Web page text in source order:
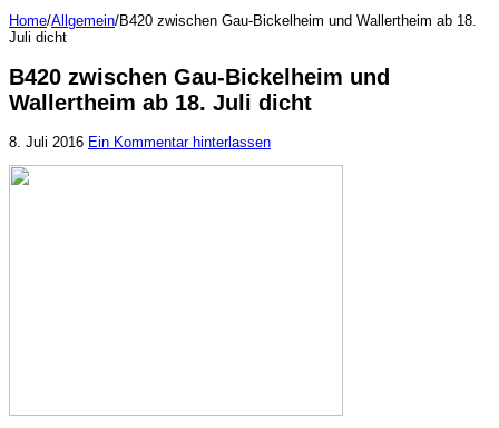
Home/Allgemein/B420 zwischen Gau-Bickelheim und Wallertheim ab 18.
Juli dicht
B420 zwischen Gau-Bickelheim und
Wallertheim ab 18. Juli dicht
8. Juli 2016 Ein Kommentar hinterlassen